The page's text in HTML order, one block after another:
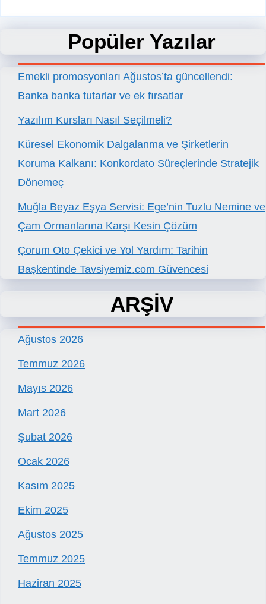
Popüler Yazılar
Emekli promosyonları Ağustos’ta güncellendi:
Banka banka tutarlar ve ek fırsatlar
Yazılım Kursları Nasıl Seçilmeli?
Küresel Ekonomik Dalgalanma ve Şirketlerin
Koruma Kalkanı: Konkordato Süreçlerinde Stratejik
Dönemeç
Muğla Beyaz Eşya Servisi: Ege’nin Tuzlu Nemine ve
Çam Ormanlarına Karşı Kesin Çözüm
Çorum Oto Çekici ve Yol Yardım: Tarihin
Başkentinde Tavsiyemiz.com Güvencesi
ARŞİV
Ağustos 2026
Temmuz 2026
Mayıs 2026
Mart 2026
Şubat 2026
Ocak 2026
Kasım 2025
Ekim 2025
Ağustos 2025
Temmuz 2025
Haziran 2025